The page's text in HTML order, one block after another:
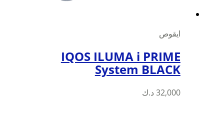
ايقوص
IQOS ILUMA i PRIME
System BLACK
32,000 د.ك